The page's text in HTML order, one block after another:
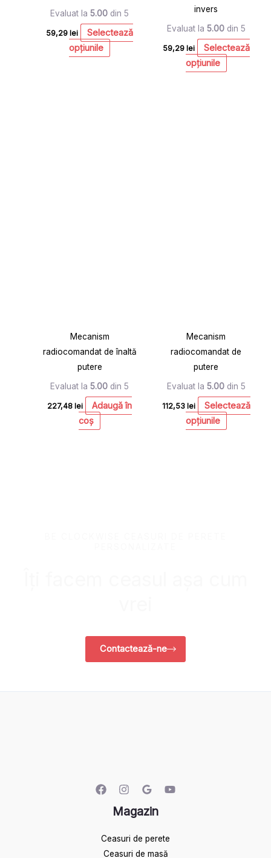
Evaluat la5.00 din 5
59,29 lei
Selectează
opțiunile
invers
Evaluat la 5.00din 5
59,29 lei
Selectează
opțiunile
Mecanism
radiocomandat de înaltă
putere
Evaluat la5.00 din 5
227,48 lei
Adaugă în
coș
Mecanism
radiocomandat de
putere
Evaluat la 5.00din 5
112,53 lei
Selectează
opțiunile
Contactează-ne
Magazin
Ceasuri de perete
Ceasuri de masă